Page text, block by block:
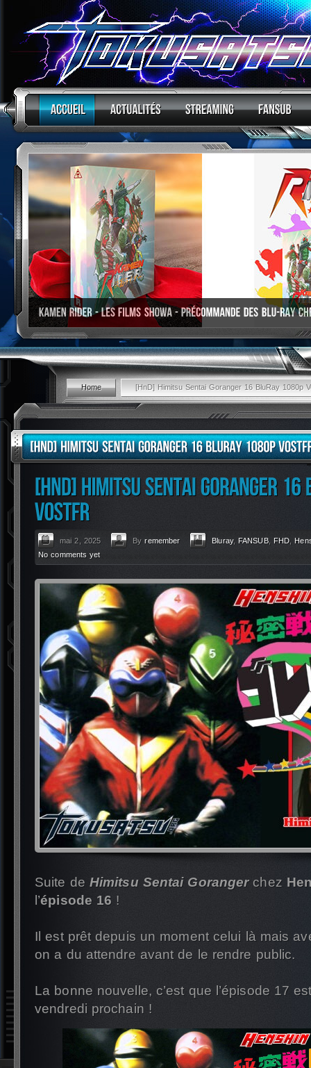
Home [HnD] Himitsu Sentai Goranger 16 BluRay 1080p
mai 2, 2025 Byremember Bluray,FANSUB, FHD ,
No comments yet
Suite de Himitsu Sentai Gorangerchez
l’épisode 16 !
Il est prêt depuis un moment celui là mais
on a du attendre avant de le rendre public.
La bonne nouvelle, c’est que l’épisode 17
vendredi prochain !